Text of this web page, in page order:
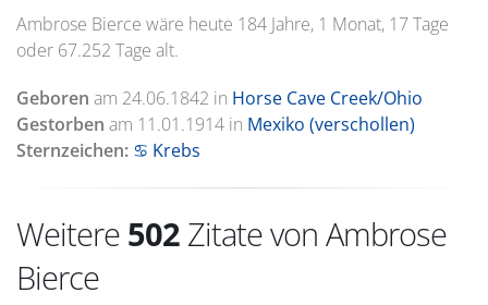
Ambrose Bierce wäre heute 184 Jahre, 1 Monat, 17 Tage
oder 67.252 Tage alt.
Geboren am 24.06.1842 in Horse Cave Creek/Ohio
Gestorben am 11.01.1914 in Mexiko (verschollen)
Sternzeichen: ♋ Krebs
Weitere 502 Zitate von Ambrose
Bierce